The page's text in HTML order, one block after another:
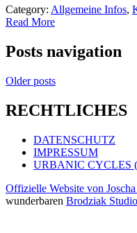
Category: Allgemeine Infos,
Read More
Posts navigation
Older posts
RECHTLICHES
DATENSCHUTZ
IMPRESSUM
URBANIC CYCLES
Offizielle Website von
wunderbaren Brodziak Studio